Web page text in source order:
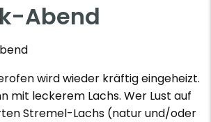
Abend
wird wieder kräftig eingeheizt.
mit leckerem Lachs. Wer Lust auf
Stremel-Lachs (natur und/oder